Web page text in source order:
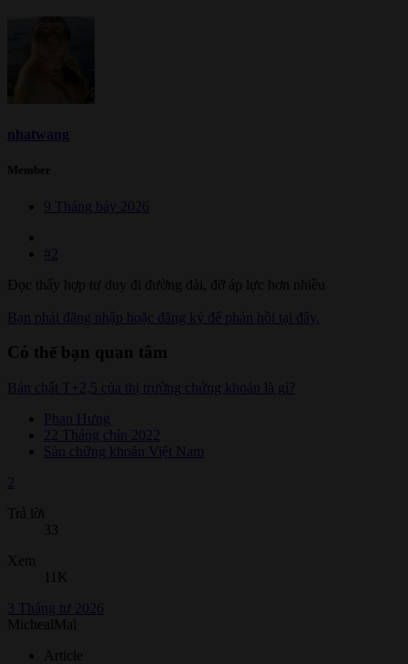
nhatwang
Member
9 Tháng bảy 2026
#2
Đọc thấy hợp tư duy đi đường dài, đỡ áp lực hơn nhiều
Bạn phải đăng nhập hoặc đăng ký để phản hồi tại đây.
Có thể bạn quan tâm
Bản chất T+2,5 của thị trường chứng khoán là gì?
Phan Hưng
22 Tháng chín 2022
Sàn chứng khoán Việt Nam
Trả lời
33
Xem
11K
3 Tháng tư 2026
MichealMal
Article